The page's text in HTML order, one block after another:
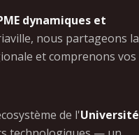
dynamiques et
nous partageons la
et comprenons vos
de l'Université